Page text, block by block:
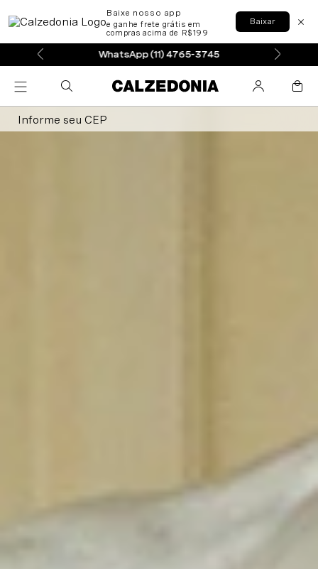
Baixe nosso app
e ganhe frete grátis em
compras acima de R$199
Baixar
WhatsApp (11) 4765-3745
Informe seu CEP